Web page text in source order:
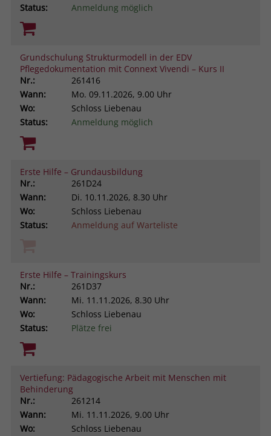
Status:
Anmeldung möglich
Grundschulung Strukturmodell in der EDV
Pflegedokumentation mit Connext Vivendi – Kurs II
Nr.:
261416
Wann:
Mo. 09.11.2026, 9.00 Uhr
Wo:
Schloss Liebenau
Status:
Anmeldung möglich
Erste Hilfe – Grundausbildung
Nr.:
261D24
Wann:
Di. 10.11.2026, 8.30 Uhr
Wo:
Schloss Liebenau
Status:
Anmeldung auf Warteliste
Erste Hilfe – Trainingskurs
Nr.:
261D37
Wann:
Mi. 11.11.2026, 8.30 Uhr
Wo:
Schloss Liebenau
Status:
Plätze frei
Vertiefung: Pädagogische Arbeit mit Menschen mit
Behinderung
Nr.:
261214
Wann:
Mi. 11.11.2026, 9.00 Uhr
Wo:
Schloss Liebenau